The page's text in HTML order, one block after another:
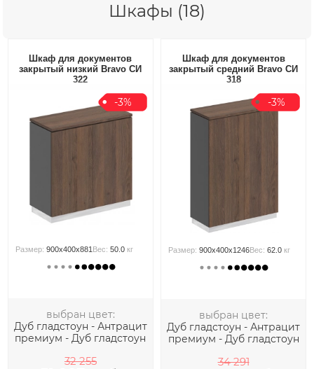
Шкафы (18)
Шкаф для документов
закрытый низкий Bravo СИ
322
-3%
Размер:900x400x881 Вес:50.0 кг
выбран цвет:
Дуб гладстоун - Антрацит
премиум - Дуб гладстоун
32 255
Шкаф для документов
закрытый средний Bravo СИ
318
-3%
Размер:900x400x1246Вес:62.0 кг
выбран цвет:
Дуб гладстоун - Антрацит
премиум - Дуб гладстоун
34 291